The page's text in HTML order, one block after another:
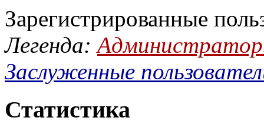
Зарегистрированные
Легенда:
Заслуженные
Статистика